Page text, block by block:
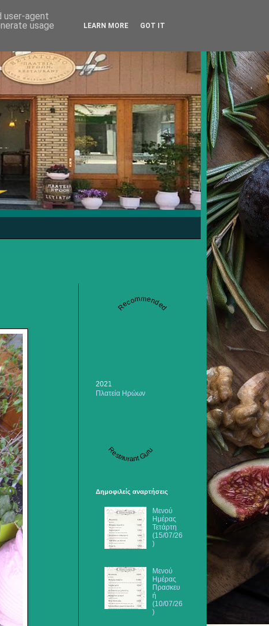
Recommended
2021
Πλατεία Ηρώων
Restaurant Guru
Δημοφιλείς αναρτήσεις
Μενού
Ημέρας
Τετάρτη
(15/07/26
)
Μενού
Ημέρας
Πρασκευ
ή
(10/07/26
)
user-agent
usage
LEARN MORE GOT IT